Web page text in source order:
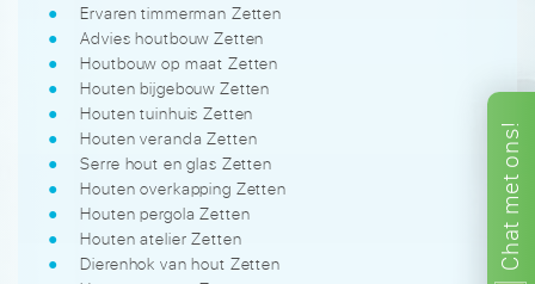
Chat
met
ons!
Ervaren timmerman Zetten
Advies houtbouw Zetten
Houtbouw op maat Zetten
Houten bijgebouw Zetten
Houten tuinhuis Zetten
Houten veranda Zetten
Serre hout en glas Zetten
Houten overkapping Zetten
Houten pergola Zetten
Houten atelier Zetten
Dierenhok van hout Zetten